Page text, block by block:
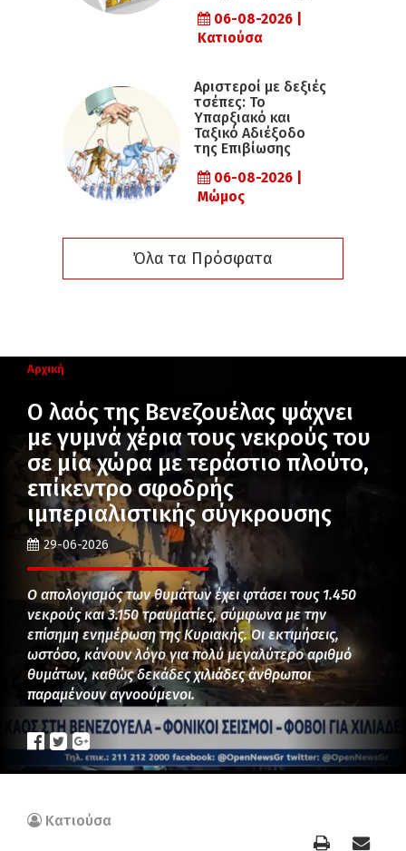
06-08-2026 |
Κατιούσα
Αριστεροί με δεξιές
τσέπες: Το
Υπαρξιακό και
Ταξικό Αδιέξοδο
της Επιβίωσης
06-08-2026 |
Μώμος
Όλα τα Πρόσφατα
Αρχική
Ο λαός της Βενεζουέλας ψάχνει
με γυμνά χέρια τους νεκρούς του
σε μία χώρα με τεράστιο πλούτο,
επίκεντρο σφοδρής
ιμπεριαλιστικής σύγκρουσης
29-06-2026
Ο απολογισμός των θυμάτων έχει φτάσει τους 1.450
νεκρούς και 3.150 τραυματίες, σύμφωνα με την
επίσημη ενημέρωση της Κυριακής. Οι εκτιμήσεις,
ωστόσο, κάνουν λόγο για πολύ μεγαλύτερο αριθμό
θυμάτων, καθώς δεκάδες χιλιάδες άνθρωποι
παραμένουν αγνοούμενοι.
Κατιούσα